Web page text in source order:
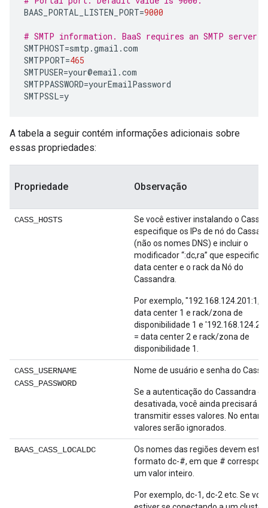
BAAS_PORTAL_LISTEN_PORT=9000
# SMTP information. BaaS requires an SMTP server.
SMTPHOST=smtp .gmail .com
SMTPPORT=465
SMTPUSER=your@email .com
SMTPPASSWORD=yourEmailPassword
SMTPSSL=y
A tabela a seguir contém informações adicionais sobre
essas propriedades:
Propriedade Observação
CASS_HOSTS
Se você estiver instalando o
especifique os IPs de nó do
(não os nomes DNS) e incluir o
modificador “:dc,ra” que especifica
data center e o rack da Nó do
Cassandra.
Por exemplo, "192.168.124.201:1, 1
data center 1 e rack/zona de
disponibilidade 1 e
= data center 2 e rack/zona de
disponibilidade 1.
CASS_USERNAME
CASS_PASSWORD
Nome de usuário e senha do
Se a autenticação do Cassandra
desativada, você ainda precisará
transmitir esses valores. No
valores serão ignorados.
BAAS_CASS_LOCALDC
Os nomes das regiões devem
formato dc-#, em que #
um valor inteiro.
Por exemplo, dc-1, dc-2 etc. Se